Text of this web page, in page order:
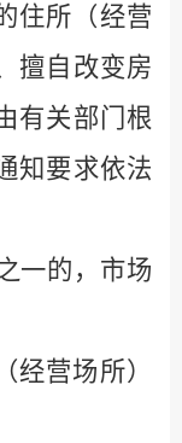
住所（经营
擅自改变房
有关部门根
知要求依法
一的，市场
经营场所）